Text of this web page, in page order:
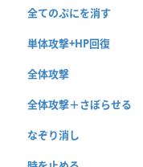
全てのぷにを消す
単体攻撃+HP回復
全体攻撃
全体攻撃＋さぼらせる
なぞり消し